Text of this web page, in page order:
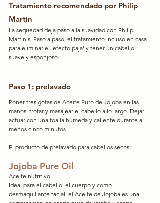
Tratamiento recomendado por Philip
Martin
La sequedad deja paso a la suavidad con Philip
Martin's. Paso a paso, el tratamiento incluso en casa
para eliminar el 'efecto paja' y tener un cabello
suave y esponjoso.
Paso 1: prelavado
Poner tres gotas de Aceite Puro de Jojoba en las
manos, frotar y masajear el cabello a lo largo. Dejar
actuar con una toalla húmeda y caliente durante al
menos cinco minutos.
El producto de prelavado para cabellos secos
Jojoba Pure Oil
Aceite nutritivo
Ideal para el cabello, el cuerpo y como
desmaquillante facial, el Aceite de Jojoba es una